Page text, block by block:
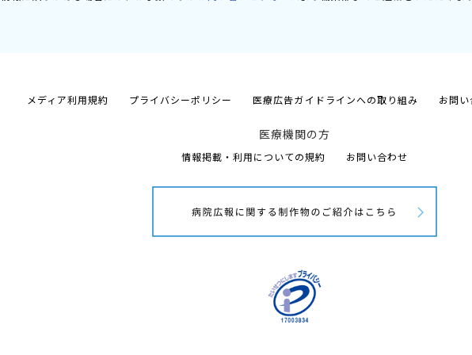
メディア利用規約 プライバシーポリシー 医療広告ガイドラインへの取り組み お問
医療機関の方
情報掲載・利用についての規約 お問い合わせ